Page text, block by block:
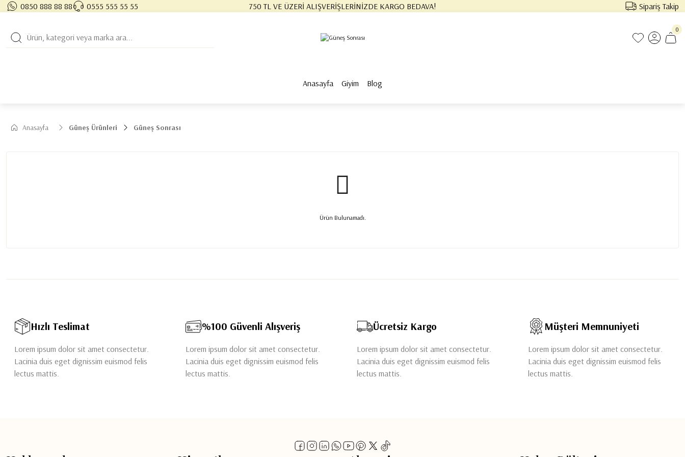
0850 888 88 88 0555 555 55 55
750 TL VE ÜZERİ ALIŞVERİŞLERİNİZDE KARGO BEDAVA!
750 TL VE ÜZERİ ALIŞVERİŞLERİNİZDE KARGO BEDAVA! #3
750 TL VE ÜZERİ ALIŞVERİŞLERİNİZDE KARGO BEDAVA!
Sipariş Takip
0
Anasayfa Giyim Blog
Anasayfa Güneş Ürünleri Güneş Sonrası
Ürün Bulunamadı.
Hızlı Teslimat
Lorem ipsum dolor sit amet consectetur.
Lacinia duis eget dignissim euismod felis
lectus mattis.
%100 Güvenli Alışveriş
Lorem ipsum dolor sit amet consectetur.
Lacinia duis eget dignissim euismod felis
lectus mattis.
Ücretsiz Kargo
Lorem ipsum dolor sit amet consectetur.
Lacinia duis eget dignissim euismod felis
lectus mattis.
Müşteri Memnuniyeti
Lorem ipsum dolor sit amet consectetur.
Lacinia duis eget dignissim euismod felis
lectus mattis.